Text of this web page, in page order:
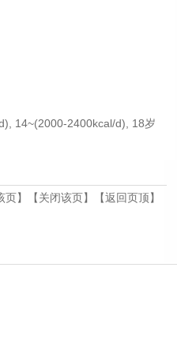
14~(2000-2400kcal/d), 18岁
页】【关闭该页】【返回页顶】